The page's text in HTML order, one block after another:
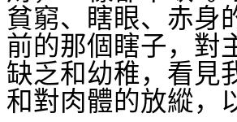
貧窮、瞎眼、赤身
前的那個瞎子，對
缺乏和幼稚，看見
和對肉體的放縱，